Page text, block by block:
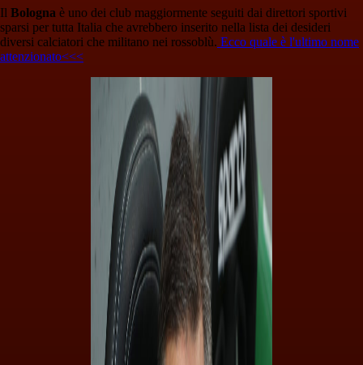
Il Bologna è uno dei club maggiormente seguiti dai direttori sportivi
sparsi per tutta Italia che avrebbero inserito nella lista dei desideri
diversi calciatori che militano nei rossoblù. Ecco quale è l'ultimo nome
attenzionato<<<